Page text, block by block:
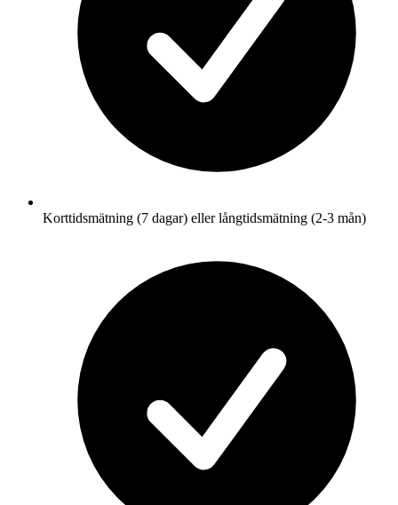
Korttidsmätning (7 dagar) eller långtidsmätning (2-3 mån)